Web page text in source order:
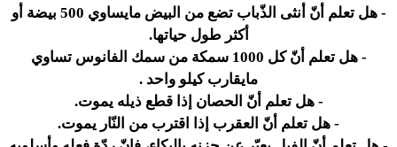
- هل تعلم أنّ أنثى الذّباب تضع من البيض مايساوي 500 بيضة أو
أكثر طول حياتها.
-
هل تعلم أنّ كل 1000 سمكة من سمك الفانوس تساوي
مايقارب كيلو واحد .
-هل تعلم أنّ الحصان إذا قطع ذيله يموت.
- هل تعلم أنّ العقرب إذا اقترب من النّار يموت.